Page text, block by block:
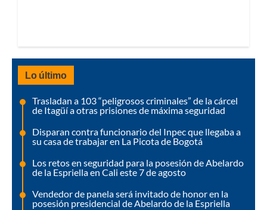
Lo último
Trasladan a 103 “peligrosos criminales” de la cárcel
de Itagüí a otras prisiones de máxima seguridad
Disparan contra funcionario del Inpec que llegaba a
su casa de trabajar en La Picota de Bogotá
Los retos en seguridad para la posesión de Abelardo
de la Espriella en Cali este 7 de agosto
Vendedor de panela será invitado de honor en la
posesión presidencial de Abelardo de la Espriella